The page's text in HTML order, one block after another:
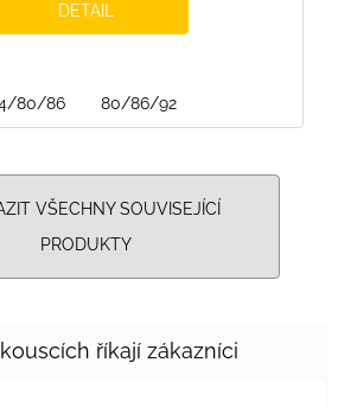
DETAIL
80/86 80/86/92
VŠECHNY SOUVISEJÍCÍ
PRODUKTY